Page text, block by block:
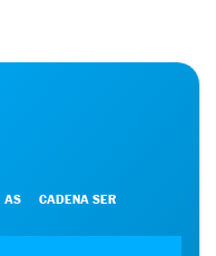
AS CADENA SER